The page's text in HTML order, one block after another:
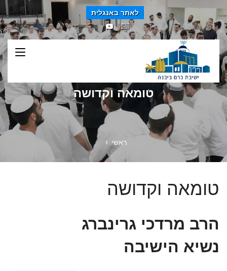
לאתר באנגלית
טומאה וקדושה
ראשי
טומאה וקדושה
הרב מרדכי גרינברג
נשיא הישיבה